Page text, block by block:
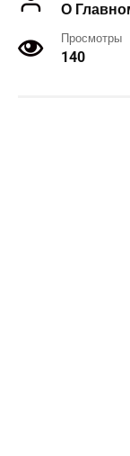
О
Просмотры
140